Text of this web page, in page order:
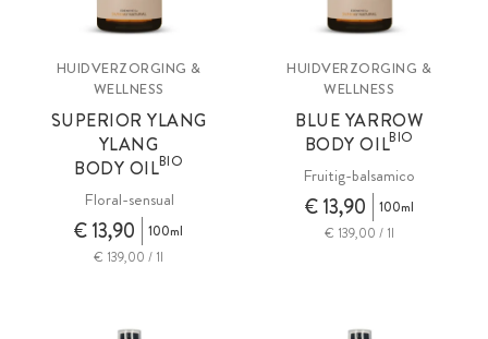
HUIDVERZORGING &
WELLNESS
SUPERIOR YLANG
YLANG
BODY OILBIO
Floral-sensual
€ 13,90
100ml
€ 139,00 / 1l
HUIDVERZORGING &
WELLNESS
BLUE YARROW
BODY OILBIO
Fruitig-balsamico
€ 13,90
100ml
€ 139,00 / 1l